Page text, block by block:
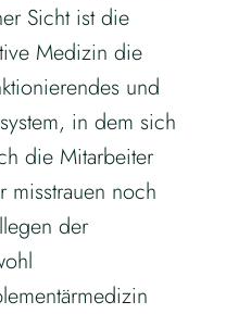
Sicht ist die
Medizin die
und
in dem sich
die Mitarbeiter
misstrauen noch
der